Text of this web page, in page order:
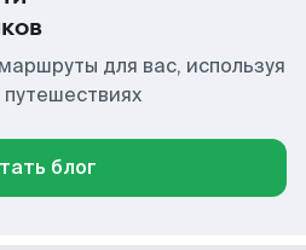
для вас, используя
блог